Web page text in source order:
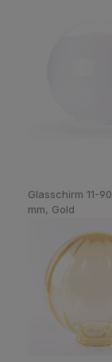
Glasschirm 11-
mm, Gold